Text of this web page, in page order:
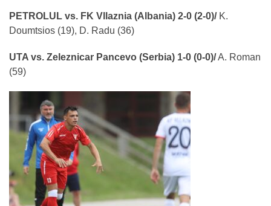
PETROLUL vs. FK Vllaznia (Albania) 2-0 (2-0)/K.
Doumtsios (19), D. Radu (36)
UTA vs. Zeleznicar Pancevo (Serbia) 1-0 (0-0)/A. Roman
(59)